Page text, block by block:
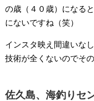
の歳（４０歳）になる
にないですね（笑）
インスタ映え間違いな
技術が全くないのでそ
佐久島、海釣りセ